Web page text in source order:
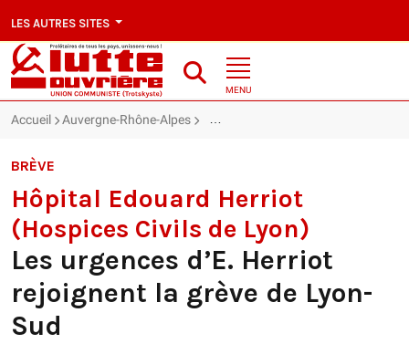
LES AUTRES SITES
MENU
Accueil Auvergne-Rhône-Alpes Hôpital Edouard Herriot (Hospices
BRÈVE
Hôpital Edouard Herriot
(Hospices Civils de Lyon)
Les urgences d’E. Herriot
rejoignent la grève de Lyon-
Sud